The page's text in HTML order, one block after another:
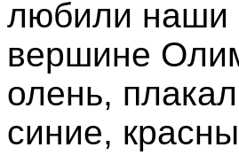
любили наши
вершине
олень,
синие,